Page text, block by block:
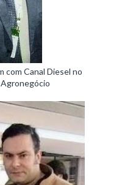
com Canal Diesel no